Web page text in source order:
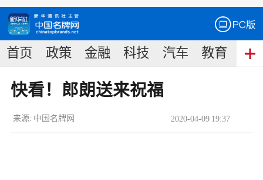
首页 政策 金融 科技 汽车 教育 食
快看！郎朗送来祝福
2020-04-09 19:37
来源: 中国名牌网